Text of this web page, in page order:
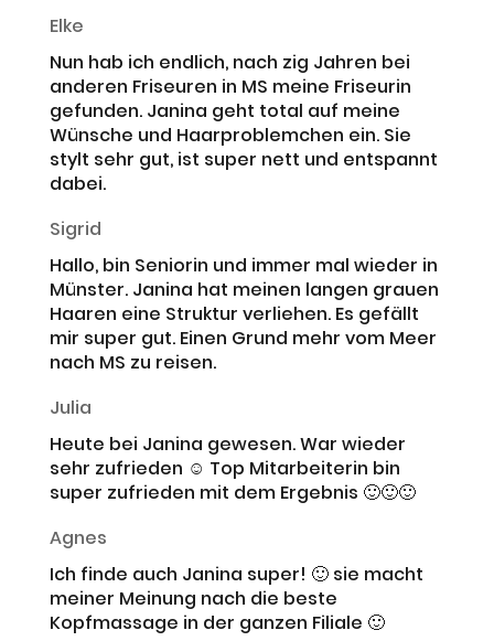
Elke
Nun hab ich endlich, nach zig Jahren bei
anderen Friseuren in MS meine Friseurin
gefunden. Janina geht total auf meine
Wünsche und Haarproblemchen ein. Sie
stylt sehr gut, ist super nett und entspannt
dabei.
Sigrid
Hallo, bin Seniorin und immer mal wieder in
Münster. Janina hat meinen langen grauen
Haaren eine Struktur verliehen. Es gefällt
mir super gut. Einen Grund mehr vom Meer
nach MS zu reisen.
Julia
Heute bei Janina gewesen. War wieder
sehr zufrieden ☺️ Top Mitarbeiterin bin
super zufrieden mit dem Ergebnis 🙂🙂🙂
Agnes
Ich finde auch Janina super! 🙂 sie macht
meiner Meinung nach die beste
Kopfmassage in der ganzen Filiale 🙂